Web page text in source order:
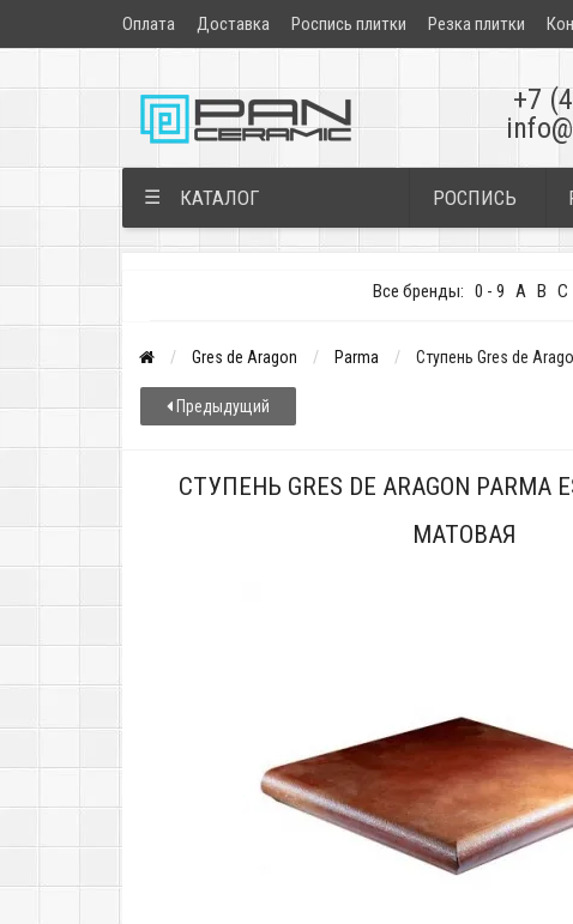
Оплата Доставка Роспись плитки Резка плитки
+7
☰ КАТАЛОГ РОСПИСЬ
Все бренды: 0 - 9 A B C
Gres de Aragon Parma Ступень Gres de
Предыдущий
СТУПЕНЬ GRES DE ARAGON PARMA
МАТОВАЯ